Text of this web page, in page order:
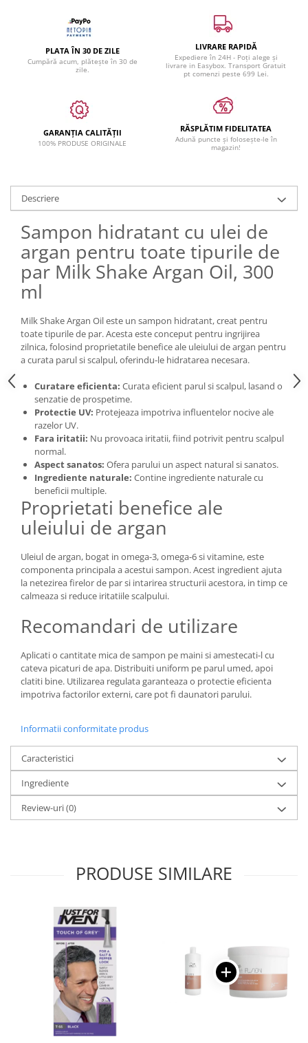
PLATA ÎN 30 DE ZILE
Cumpără acum, plătește în 30 de
zile.
LIVRARE RAPIDĂ
Expediere în 24H - Poți alege și
livrare in Easybox. Transport Gratuit
pt comenzi peste 699 Lei.
GARANȚIA CALITĂȚII
100% PRODUSE ORIGINALE
RĂSPLĂTIM FIDELITATEA
Adună puncte și folosește-le în
magazin!
Descriere
Sampon hidratant cu ulei de
argan pentru toate tipurile de
par Milk Shake Argan Oil, 300
ml
Milk Shake Argan Oil este un sampon hidratant, creat pentru
toate tipurile de par. Acesta este conceput pentru ingrijirea
zilnica, folosind proprietatile benefice ale uleiului de argan pentru
a curata parul si scalpul, oferindu-le hidratarea necesara.
Curatare eficienta: Curata eficient parul si scalpul, lasand o
senzatie de prospetime.
Protectie UV: Protejeaza impotriva influentelor nocive ale
razelor UV.
Fara iritatii: Nu provoaca iritatii, fiind potrivit pentru scalpul
normal.
Aspect sanatos: Ofera parului un aspect natural si sanatos.
Ingrediente naturale: Contine ingrediente naturale cu
beneficii multiple.
Proprietati benefice ale
uleiului de argan
Uleiul de argan, bogat in omega-3, omega-6 si vitamine, este
componenta principala a acestui sampon. Acest ingredient ajuta
la netezirea firelor de par si intarirea structurii acestora, in timp ce
calmeaza si reduce iritatiile scalpului.
Recomandari de utilizare
Aplicati o cantitate mica de sampon pe maini si amestecati-l cu
cateva picaturi de apa. Distribuiti uniform pe parul umed, apoi
clatiti bine. Utilizarea regulata garanteaza o protectie eficienta
impotriva factorilor externi, care pot fi daunatori parului.
Informatii conformitate produs
Caracteristici
Ingrediente
Review-uri(0)
PRODUSE SIMILARE